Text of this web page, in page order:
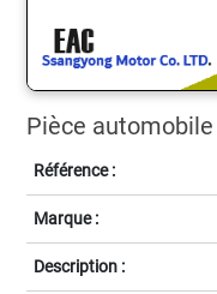
Pièce automobile
Référence :
Marque :
Description :